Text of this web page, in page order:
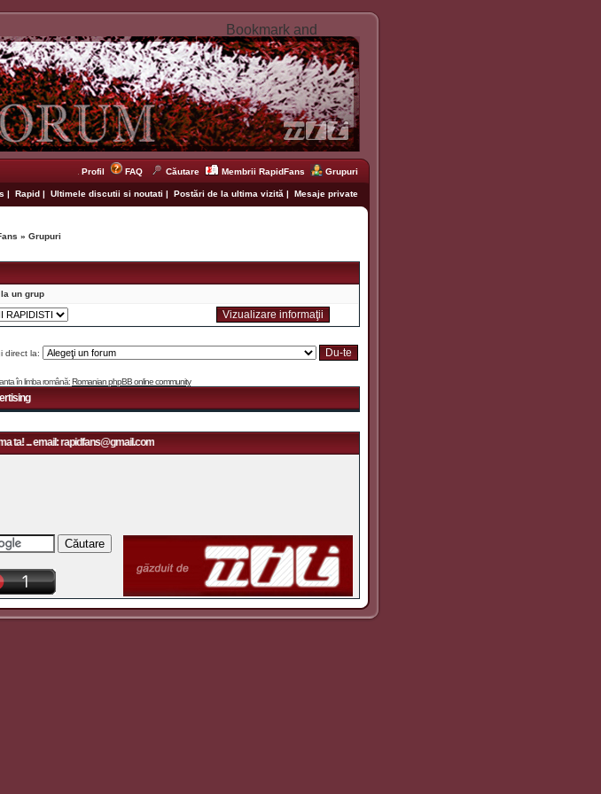
Profil FAQ Căutare Membrii RapidFans Grupuri
| Rapid | Ultimele discutii si noutati | Postări de la ultima vizită | Mesaje private
» Grupuri
un grup
direct la:
în limba română:Romanian phpBB online community
... email: rapidfans@gmail.com